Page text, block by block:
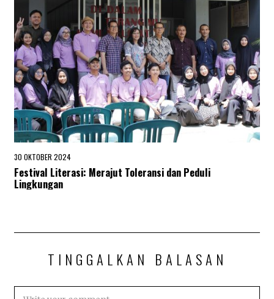
30 OKTOBER 20241
M
0
5
Festival Literasi: Merajut Toleransi dan Peduli
Lingkungan
TINGGALKAN BALASAN